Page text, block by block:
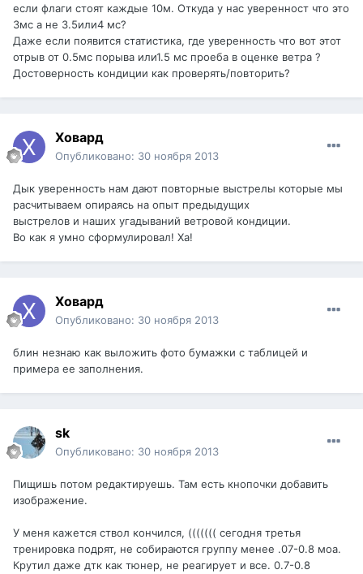
если флаги стоят каждые 10м. Откуда у нас уверенност что это
3мс а не 3.5или4 мс?
Даже если появится статистика, где уверенность что вот этот
отрыв от 0.5мс порыва или1.5 мс проеба в оценке ветра ?
Достоверность кондиции как проверять/повторить?
Ховард
Опубликовано: 30 ноября 2013
Дык уверенность нам дают повторные выстрелы которые мы
расчитываем опираясь на опыт предыдущих
выстрелов и наших угадываний ветровой кондиции.
Во как я умно сформулировал! Ха!
Ховард
Опубликовано: 30 ноября 2013
блин незнаю как выложить фото бумажки с таблицей и
примера ее заполнения.
sk
Опубликовано: 30 ноября 2013
Пищишь потом редактируешь. Там есть кнопочки добавить
изображение.
У меня кажется ствол кончился, ((((((( сегодня третья
тренировка подрят, не собираются группу менее .07-0.8 моа.
Крутил даже дтк как тюнер, не реагирует и все. 0.7-0.8